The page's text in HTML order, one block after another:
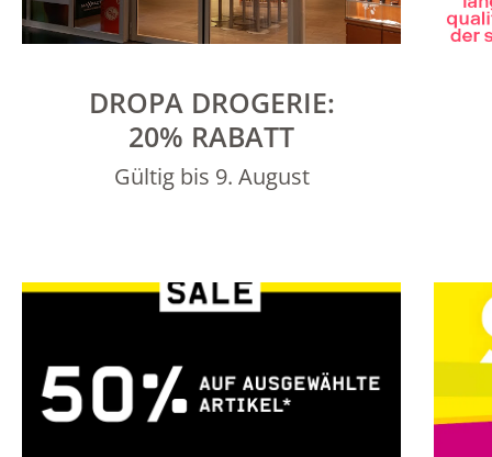
DROPA DROGERIE:
20% RABATT
Gültig bis 9. August